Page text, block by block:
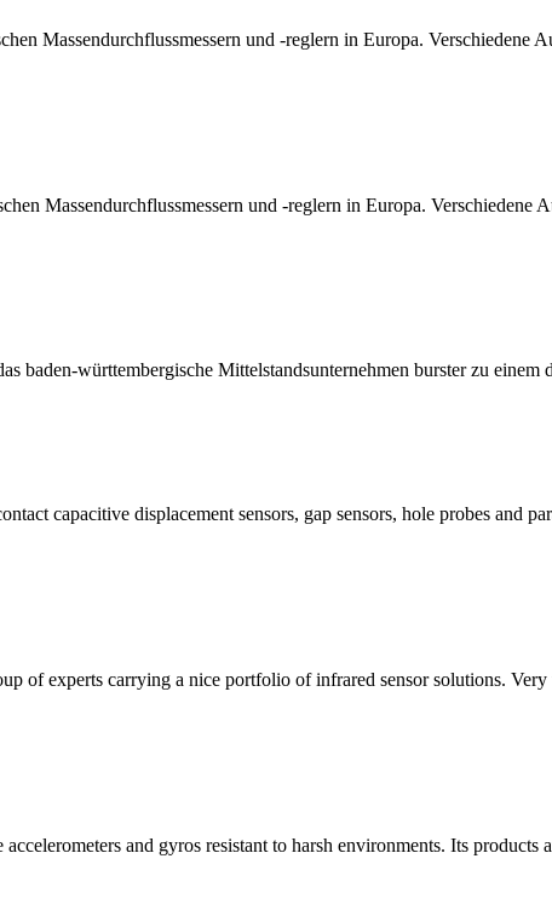
Massendurchflussmessern und -reglern in Europa. Verschiedene
Massendurchflussmessern und -reglern in Europa. Verschiedene
baden-württembergische Mittelstandsunternehmen burster zu einem
capacitive displacement sensors, gap sensors, hole probes and
of experts carrying a nice portfolio of infrared sensor solutions.
and gyros resistant to harsh environments. Its products